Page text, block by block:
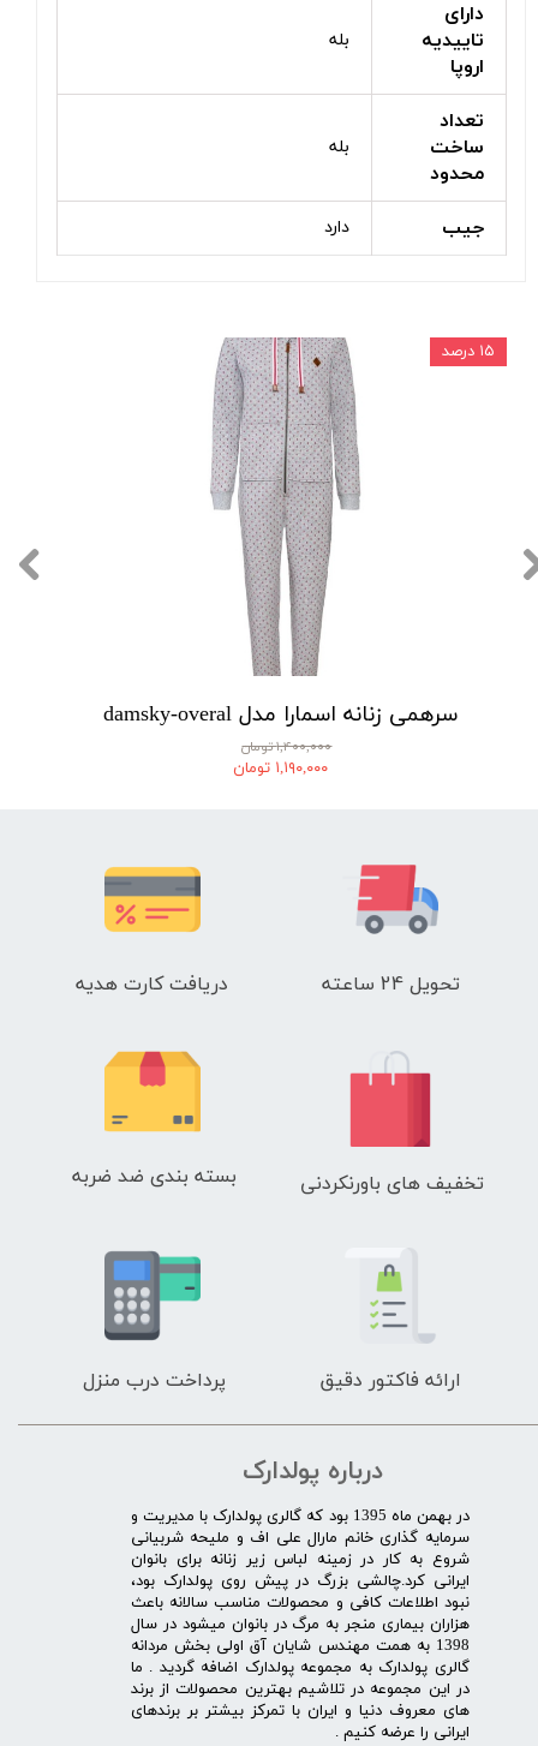
دارای
تاییدیه
اروپا
بله
تعداد
ساخت
محدود
بله
جیب دارد
سرهمی زنانه اسمارا مدل damsky-overal
۱,۴۰۰,۰۰۰ تومان
۱,۱۹۰,۰۰۰ تومان
۱۵ درصد
تحویل 24 ساعته دریافت کارت هدیه
تخفیف های باورنکردنی بسته بندی ضد ضربه
ارائه فاکتور دقیق پرداخت درب منزل
درباره پولدارک
در بهمن ماه 1395 بود که گالری پولدارک با مدیریت و
سرمایه گذاری خانم مارال علی اف و ملیحه شربیانی
شروع به کار در زمینه لباس زیر زنانه برای بانوان
ایرانی کرد.چالشی بزرگ در پیش روی پولدارک بود،
نبود اطلاعات کافی و محصولات مناسب سالانه باعث
هزاران بیماری منجر به مرگ در بانوان میشود در سال
1398 به همت مهندس شایان آق اولی بخش مردانه
گالری پولدارک به مجموعه پولدارک اضافه گردید . ما
در این مجموعه در تلاشیم بهترین محصولات از برند
های معروف دنیا و ایران با تمرکز بیشتر بر برندهای
ایرانی را عرضه کنیم .​​​​​​​